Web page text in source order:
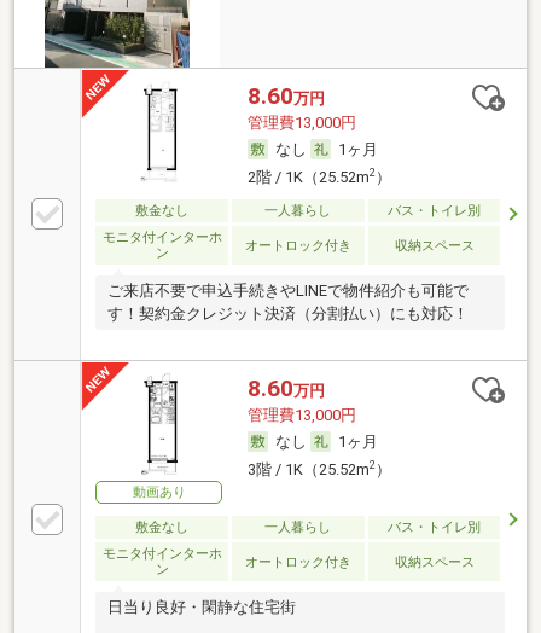
8.60万円
管理費13,000円
なし
1ヶ月
2階 / 1K（25.52m2）
敷金なし 一人暮らし
バス・トイレ別
モニタ付インターホ
ン
オートロック付き 収納スペース
ご来店不要で申込手続きやLINEで物件紹介も可能で
す！契約金クレジット決済（分割払い）にも対応！
動画あり
8.60万円
管理費13,000円
なし
1ヶ月
3階 / 1K（25.52m2）
敷金なし 一人暮らし
バス・トイレ別
モニタ付インターホ
ン
オートロック付き 収納スペース
日当り良好・閑静な住宅街